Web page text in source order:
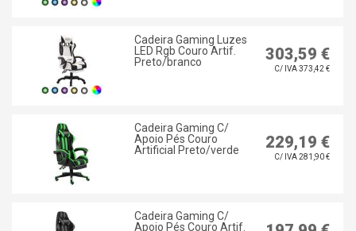
Cadeira Gaming Luzes
LED Rgb Couro Artif.
Preto/branco
303,59 €
C/ IVA 373,42 €
Cadeira Gaming C/
Apoio Pés Couro
Artificial Preto/verde
229,19 €
C/ IVA 281,90 €
Cadeira Gaming C/
Apoio Pés Couro Artif.